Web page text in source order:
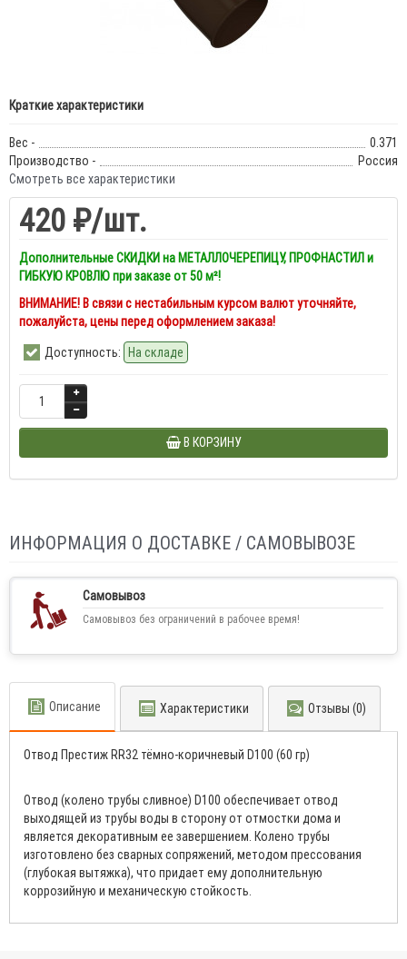
Краткие характеристики
Вес -
0.371
Производство -
Россия
Смотреть все характеристики
420 ₽/шт.
Дополнительные СКИДКИ на МЕТАЛЛОЧЕРЕПИЦУ, ПРОФНАСТИЛ и
ГИБКУЮ КРОВЛЮ при заказе от 50 м²!
ВНИМАНИЕ! В связи с нестабильным курсом валют уточняйте,
пожалуйста, цены перед оформлением заказа!
Доступность: На складе
В КОРЗИНУ
ИНФОРМАЦИЯ О ДОСТАВКЕ / САМОВЫВОЗЕ
Самовывоз
Самовывоз без ограничений в рабочее время!
Описание Характеристики Отзывы (0)
Отвод Престиж RR32 тёмно-коричневый D100 (60 гр)
Отвод (колено трубы сливное) D100 обеспечивает отвод
выходящей из трубы воды в сторону от отмостки дома и
является декоративным ее завершением. Колено трубы
изготовлено без сварных сопряжений, методом прессования
(глубокая вытяжка), что придает ему дополнительную
коррозийную и механическую стойкость.